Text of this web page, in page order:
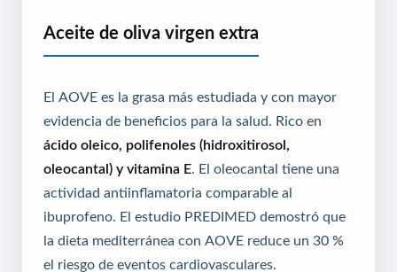
Aceite de oliva virgen extra
El AOVE es la grasa más estudiada y con mayor
evidencia de beneficios para la salud. Rico en
ácido oleico, polifenoles (hidroxitirosol,
oleocantal) y vitamina E . El oleocantal tiene una
actividad antiinflamatoria comparable al
ibuprofeno. El estudio PREDIMED demostró que
la dieta mediterránea con AOVE reduce un 30 %
el riesgo de eventos cardiovasculares.